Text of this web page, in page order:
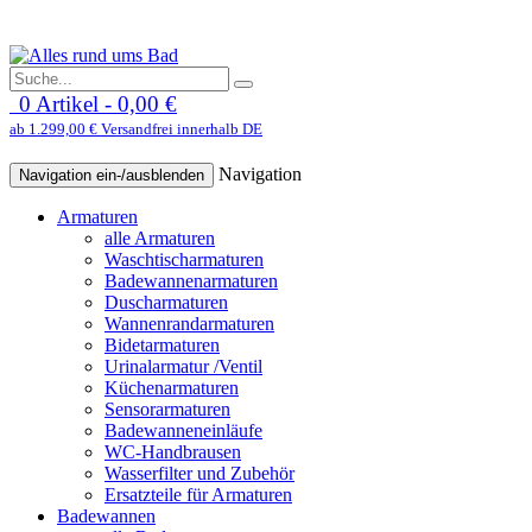
0 Artikel - 0,00 €
ab 1.299,00 € Versandfrei innerhalb DE
Navigation ein-/ausblenden Navigation
Armaturen
alle Armaturen
Waschtischarmaturen
Badewannenarmaturen
Duscharmaturen
Wannenrandarmaturen
Bidetarmaturen
Urinalarmatur /Ventil
Küchenarmaturen
Sensorarmaturen
Badewanneneinläufe
WC-Handbrausen
Wasserfilter und Zubehör
Ersatzteile für Armaturen
Badewannen